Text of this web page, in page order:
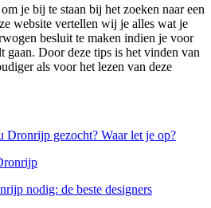
je bij te staan bij het zoeken naar een
website vertellen wij je alles wat je
besluit te maken indien je voor
Door deze tips is het vinden van
als voor het lezen van deze
Dronrijp gezocht? Waar let je op?
nodig: de beste designers